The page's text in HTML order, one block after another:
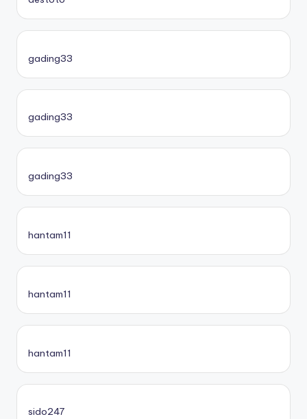
gading33
gading33
gading33
hantam11
hantam11
hantam11
sido247